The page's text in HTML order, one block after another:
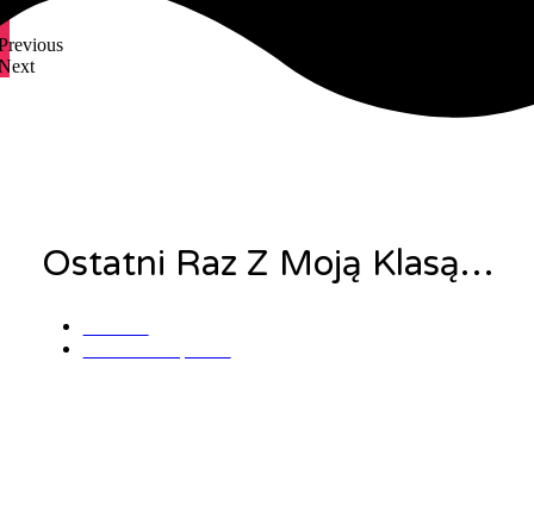
Ostatni Raz Z Moją Klasą…